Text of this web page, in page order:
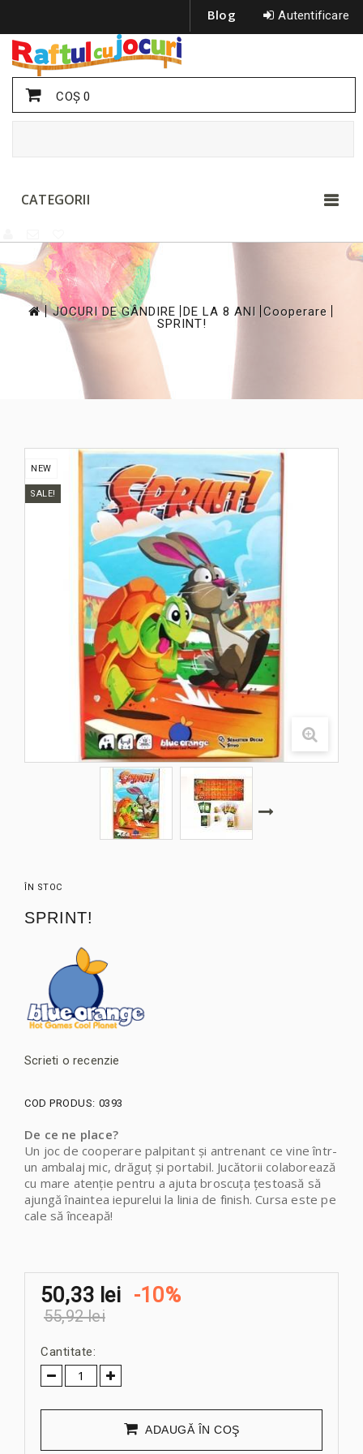
Autentificare
Blog
COŞ0
CATEGORII
>
JOCURI DE GÂNDIRE DE LA 8 ANI Cooperare
SPRINT!
NEW
SALE!
ÎN STOC
SPRINT!
Scrieti o recenzie
COD PRODUS: 0393
De ce ne place?
Un joc de cooperare palpitant și antrenant ce vine într-
un ambalaj mic, drăguț și portabil. Jucătorii colaborează
cu mare atenție pentru a ajuta broscuța țestoasă să
ajungă înaintea iepurelui la linia de finish. Cursa este pe
cale să înceapă!
50,33 lei -10%
55,92 lei
Cantitate:
ADAUGĂ ÎN COŞ